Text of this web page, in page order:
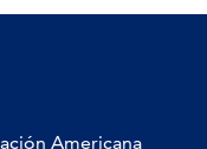
Americana